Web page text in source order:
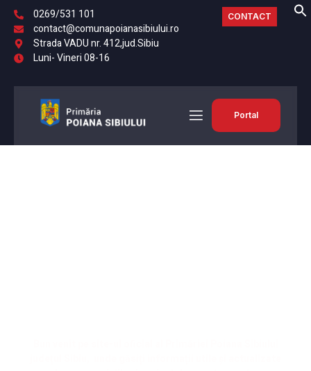
0269/531 101
contact@comunapoianasibiului.ro
Strada VADU nr. 412,jud.Sibiu
Luni- Vineri 08-16
CONTACT
Portal